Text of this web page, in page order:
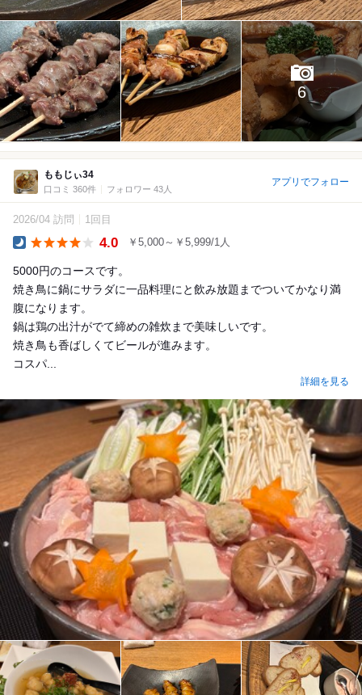
6
ももじぃ34
口コミ 360件 フォロワー 43人
アプリでフォロー
2026/04 訪問 1回目
4.0 ￥5,000～￥5,999/1人
5000円のコースです。
焼き鳥に鍋にサラダに一品料理にと飲み放題までついてかなり満
腹になります。
鍋は鶏の出汁がでて締めの雑炊まで美味しいです。
焼き鳥も香ばしくてビールが進みます。
コスパ...
詳細を見る